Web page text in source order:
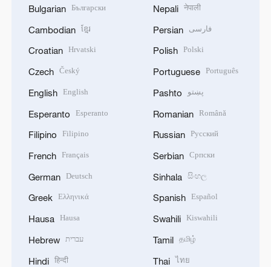
Bulgarian Български
Cambodian ខ្មែរ
Croatian Hrvatski
Czech Český
English English
Esperanto Esperanto
Filipino Filipino
French Français
German Deutsch
Greek Ελληνικά
Hausa Hausa
Hebrew עברית
Hindi हिन्दी
Nepali नेपाली
Persian فارسی
Polish Polski
Portuguese Português
Pashto پښتو
Romanian Română
Russian Русский
Serbian Српски
Sinhala සිංහල
Spanish Español
Swahili Kiswahili
Tamil தமிழ்
Thai ไทย